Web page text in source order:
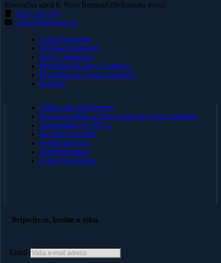
Risovačka ulica 8, Novi Beograd (Bežanijska kosa)
011/7129-136
office@josipovic.rs
Uslovi kupovine
Politika privatnosti
Servis i garancija
Procedura za Sony Cashback
Procedura za Canon Cashback
Kontakt
Odustanak od kupovine
Prava potrošača prilikom kupovine putem interneta
Oslobađanje od PDV-a
Tax free kupovina
Načini plaćanja
Načini isporuke
Uslovi Korišćenja
Prijavite se, budite u toku.
Email